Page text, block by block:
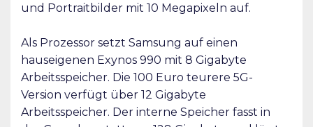
und Portraitbilder mit 10 Megapixeln auf.
Als Prozessor setzt Samsung auf einen
hauseigenen Exynos 990 mit 8 Gigabyte
Arbeitsspeicher. Die 100 Euro teurere 5G-
Version verfügt über 12 Gigabyte
Arbeitsspeicher. Der interne Speicher fasst in